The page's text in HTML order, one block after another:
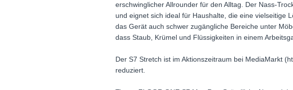
erschwinglicher Allrounder für den Alltag. Der Nass-
und eignet sich ideal für Haushalte, die eine vielseitige
das Gerät auch schwer zugängliche Bereiche unter
dass Staub, Krümel und Flüssigkeiten in einem
Der S7 Stretch ist im Aktionszeitraum bei MediaMarkt
reduziert.